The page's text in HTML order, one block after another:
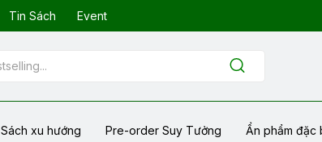
Tin Sách Event
Sách xu hướng Pre-order Suy Tưởng Ẩn phẩm đặc